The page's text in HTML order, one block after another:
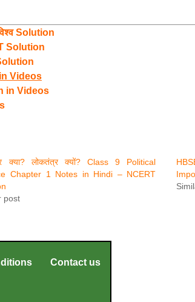
Solution
Solution
Videos
in Videos
क्या? लोकतंत्र क्यों? Class 9 Political
Chapter 1 Notes in Hindi – NCERT
post
Contact us